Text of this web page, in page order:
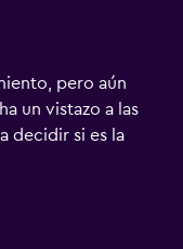
pero aún
un vistazo a las
decidir si es la